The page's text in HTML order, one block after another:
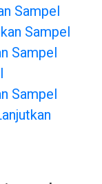
Sampel
Sampel
Sampel
Sampel